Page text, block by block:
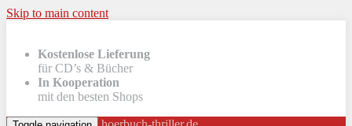
Skip to main content
Kostenlose Lieferung
für CD’s & Bücher
In Kooperation
mit den besten Shops